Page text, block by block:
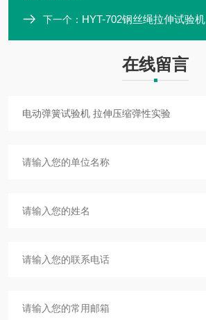
下一个： HYT-702钢丝绳拉伸试验机
在线留言